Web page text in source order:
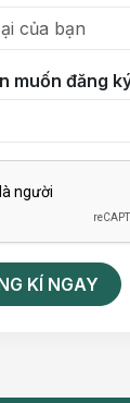
muốn đăng
KÍ NGAY